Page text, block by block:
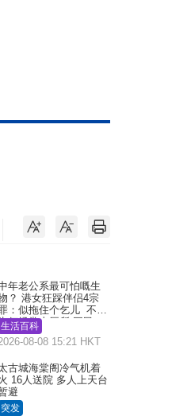
年老公系最可怕嘅生
？ 港女狂踩伴侣4宗
：似拖住个乞儿 不解
何经常去厕所 网民一
道破
生活百科
08-08 15:21 HKT
古城海棠阁冷气机着
院 多人上天台
避
突发